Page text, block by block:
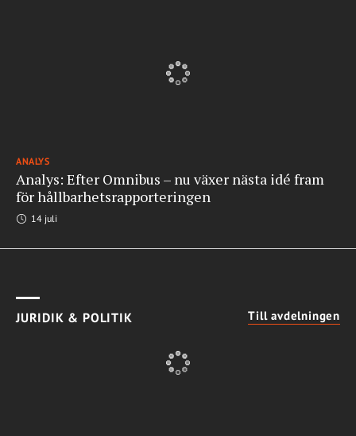
ANALYS
Analys: Efter Omnibus – nu växer nästa idé fram
för hållbarhetsrapporteringen
14 juli
JURIDIK & POLITIK Till avdelningen